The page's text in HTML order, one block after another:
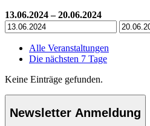
13.06.2024 – 20.06.2024
Alle Veranstaltungen
Die nächsten 7 Tage
Keine Einträge gefunden.
Newsletter Anmeldung